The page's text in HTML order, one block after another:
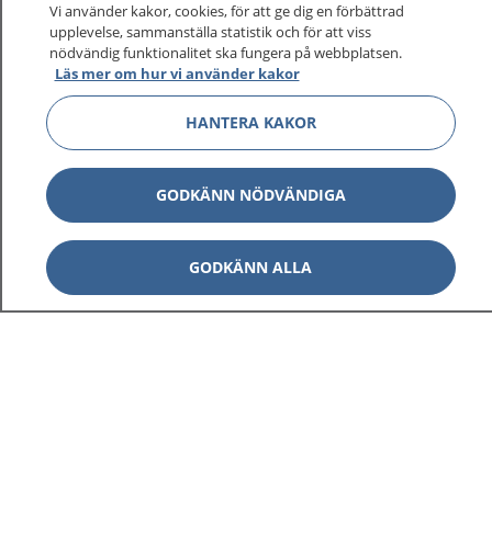
Vi använder kakor, cookies, för att ge dig en förbättrad
upplevelse, sammanställa statistik och för att viss
nödvändig funktionalitet ska fungera på webbplatsen.
Läs mer om hur vi använder kakor
HANTERA KAKOR
GODKÄNN NÖDVÄNDIGA
GODKÄNN ALLA